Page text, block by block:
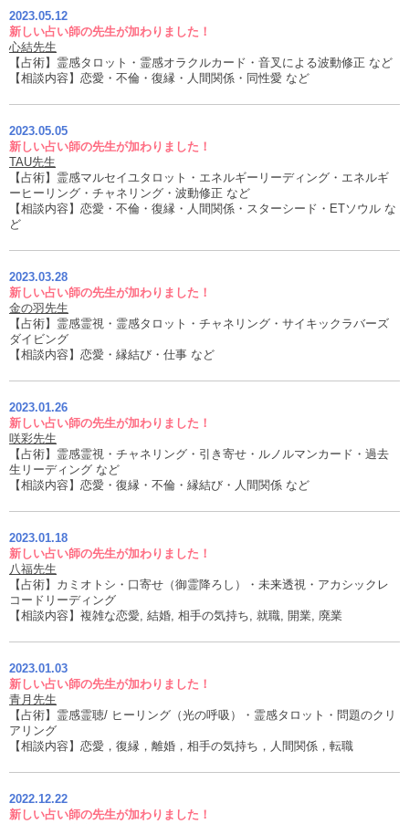
2023.05.12
新しい占い師の先生が加わりました！
心結先生
【占術】霊感タロット・霊感オラクルカード・音叉による波動修正 など
【相談内容】恋愛・不倫・復縁・人間関係・同性愛 など
2023.05.05
新しい占い師の先生が加わりました！
TAU先生
【占術】霊感マルセイユタロット・エネルギーリーディング・エネルギ
ーヒーリング・チャネリング・波動修正 など
【相談内容】恋愛・不倫・復縁・人間関係・スターシード・ETソウル な
ど
2023.03.28
新しい占い師の先生が加わりました！
金の羽先生
【占術】霊感霊視・霊感タロット・チャネリング・サイキックラバーズ
ダイビング
【相談内容】恋愛・縁結び・仕事 など
2023.01.26
新しい占い師の先生が加わりました！
咲彩先生
【占術】霊感霊視・チャネリング・引き寄せ・ルノルマンカード・過去
生リーディング など
【相談内容】恋愛・復縁・不倫・縁結び・人間関係 など
2023.01.18
新しい占い師の先生が加わりました！
八福先生
【占術】カミオトシ・口寄せ（御霊降ろし）・未来透視・アカシックレ
コードリーディング
【相談内容】複雑な恋愛, 結婚, 相手の気持ち, 就職, 開業, 廃業
2023.01.03
新しい占い師の先生が加わりました！
青月先生
【占術】霊感霊聴/ ヒーリング（光の呼吸）・霊感タロット・問題のクリ
アリング
【相談内容】恋愛，復縁，離婚，相手の気持ち，人間関係，転職
2022.12.22
新しい占い師の先生が加わりました！